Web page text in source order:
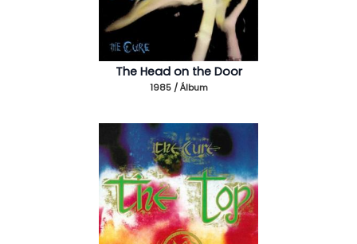
The Head on the Door
1985 / Álbum